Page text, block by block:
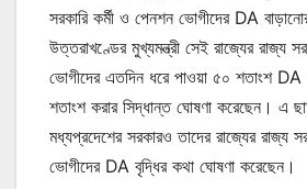
সরকারি কর্মী ও পেনশন ভোগীদের DA
উত্তরাখণ্ডের মুখ্যমন্ত্রী সেই রাজ্যের রাজ্য
ভোগীদের এতদিন ধরে পাওয়া ৫০ শতাংশ DA
শতাংশ করার সিদ্ধান্ত ঘোষণা করেছেন। এ
মধ্যপ্রদেশের সরকারও তাদের রাজ্যের রাজ্য
ভোগীদের DA বৃদ্ধির কথা ঘোষণা করেছেন।